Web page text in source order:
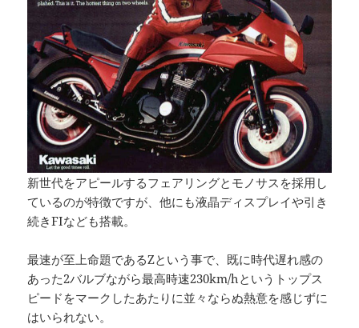
新世代をアピールするフェアリングとモノサスを採用し
ているのが特徴ですが、他にも液晶ディスプレイや引き
続きFIなども搭載。
最速が至上命題であるZという事で、既に時代遅れ感の
あった2バルブながら最高時速230km/hというトップス
ピードをマークしたあたりに並々ならぬ熱意を感じずに
はいられない。